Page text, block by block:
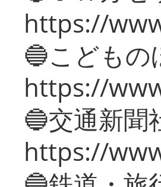
https://
🔵こどもの
https://
🔵交通新聞
https://